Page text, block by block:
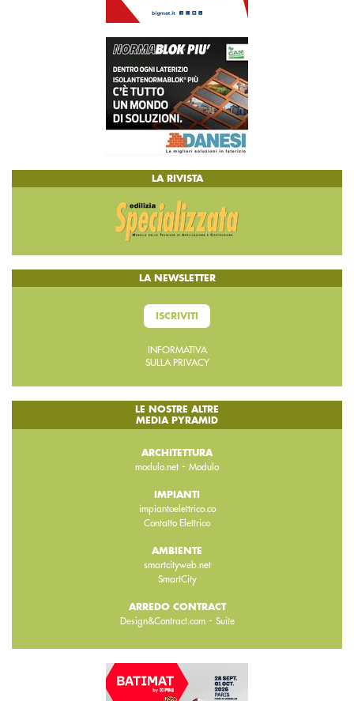
LA RIVISTA
LA NEWSLETTER
ISCRIVITI
INFORMATIVA
SULLA PRIVACY
LE NOSTRE ALTRE
MEDIA PYRAMID
ARCHITETTURA
modulo.net - Modulo
IMPIANTI
impiantoelettrico.co
Contatto Elettrico
AMBIENTE
smartcityweb.net
SmartCity
ARREDO CONTRACT
Design&Contract.com- Suite